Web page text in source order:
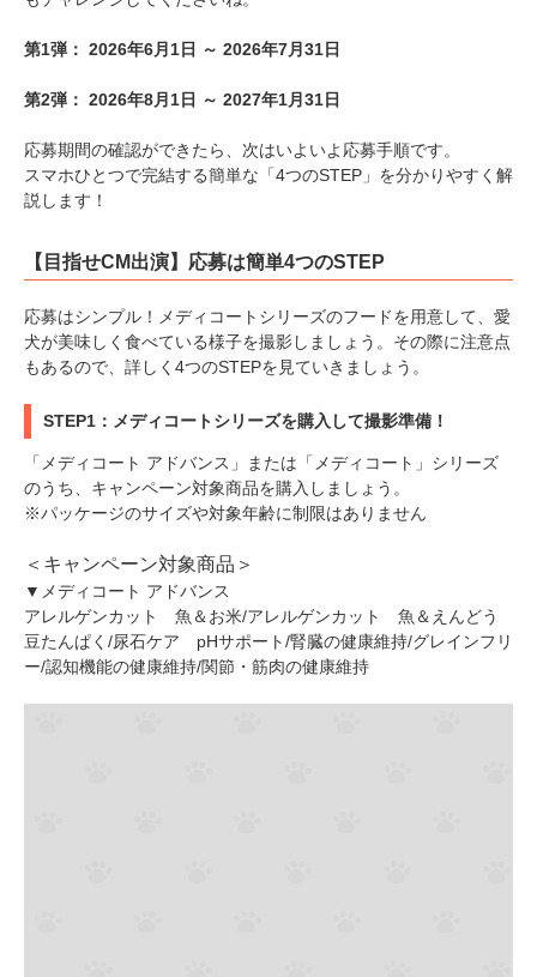
第1弾： 2026年6月1日 ～ 2026年7月31日
第2弾： 2026年8月1日 ～ 2027年1月31日
応募期間の確認ができたら、次はいよいよ応募手順です。
スマホひとつで完結する簡単な「4つのSTEP」を分かりやすく解
説します！
【目指せCM出演】応募は簡単4つのSTEP
応募はシンプル！メディコートシリーズのフードを用意して、愛
犬が美味しく食べている様子を撮影しましょう。その際に注意点
もあるので、詳しく4つのSTEPを見ていきましょう。
STEP1：メディコートシリーズを購入して撮影準備！
「メディコート アドバンス」または「メディコート」シリーズ
のうち、キャンペーン対象商品を購入しましょう。
※パッケージのサイズや対象年齢に制限はありません
＜キャンペーン対象商品＞
▼メディコート アドバンス
アレルゲンカット 魚＆お米/アレルゲンカット 魚＆えんどう
豆たんぱく/尿石ケア pHサポート/腎臓の健康維持/グレインフリ
ー/認知機能の健康維持/関節・筋肉の健康維持